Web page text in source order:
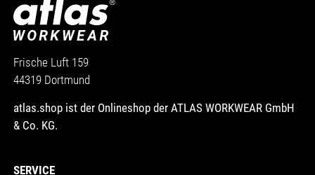
Frische Luft 159
44319 Dortmund
atlas.shop ist der Onlineshop der ATLAS WORKWEAR GmbH
& Co. KG.
SERVICE